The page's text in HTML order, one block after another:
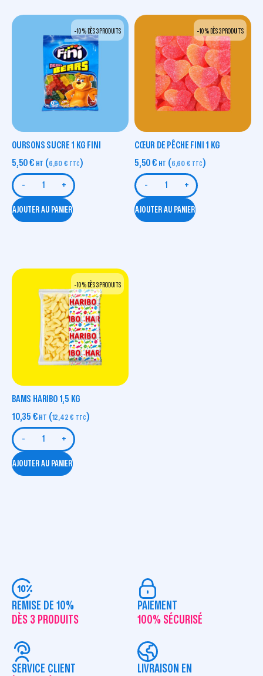
-10 % DÈS 3 PRODUITS
OURSONS SUCRE 1 KG FINI
5,50€ HT (6,60 € TTC)
- +
AJOUTER AU PANIER
-10 % DÈS 3 PRODUITS
CŒUR DE PÊCHE FINI 1 KG
5,50€ HT (6,60 € TTC)
- +
AJOUTER AU PANIER
-10 % DÈS 3 PRODUITS
BAMS HARIBO 1,5 KG
10,35 € HT (12,42€ TTC)
- +
AJOUTER AU PANIER
REMISE DE 10%
DÈS 3 PRODUITS
PAIEMENT
100% SÉCURISÉ
SERVICE CLIENT
LIVRAISON EN